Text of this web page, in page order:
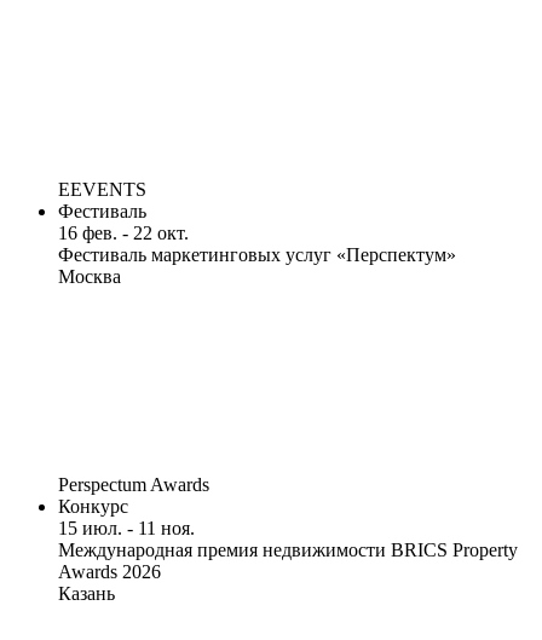
EEVENTS
Фестиваль
16 фев. - 22 окт.
Фестиваль маркетинговых услуг «Перспектум»
Москва
Perspectum Awards
Конкурс
15 июл. - 11 ноя.
Международная премия недвижимости BRICS Property
Awards 2026
Казань